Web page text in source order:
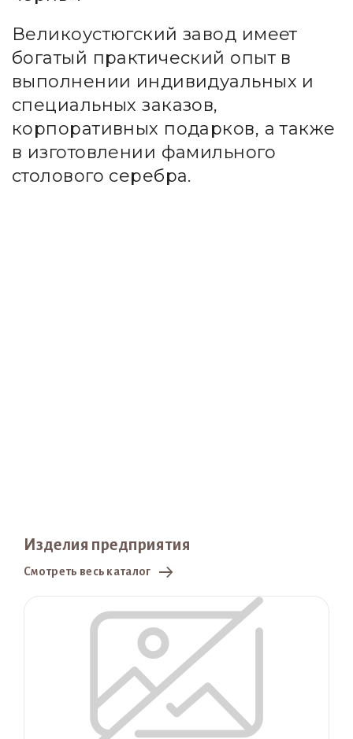
Великоустюгский завод имеет
богатый практический опыт в
выполнении индивидуальных и
специальных заказов,
корпоративных подарков, а также
в изготовлении фамильного
столового серебра.
Изделия предприятия
Смотреть весь каталог